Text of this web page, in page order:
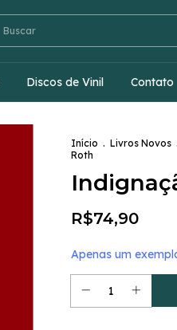
Discos de Vinil Contato
Início . Livros Novos
Roth
R$74,90
Apenas um